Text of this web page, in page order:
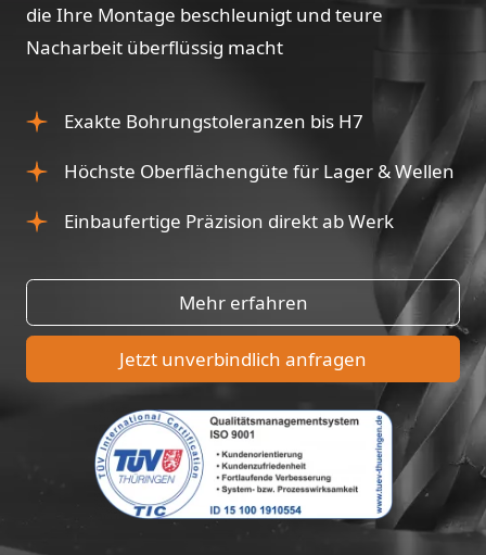
die Ihre Montage beschleunigt und teure
Nacharbeit überflüssig macht
Exakte Bohrungstoleranzen bis H7
Höchste Oberflächengüte für Lager & Wellen
Einbaufertige Präzision direkt ab Werk
Mehr erfahren
Jetzt unverbindlich anfragen